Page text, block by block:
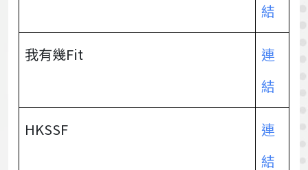
結
我有幾Fit
連
結
HKSSF
連
結